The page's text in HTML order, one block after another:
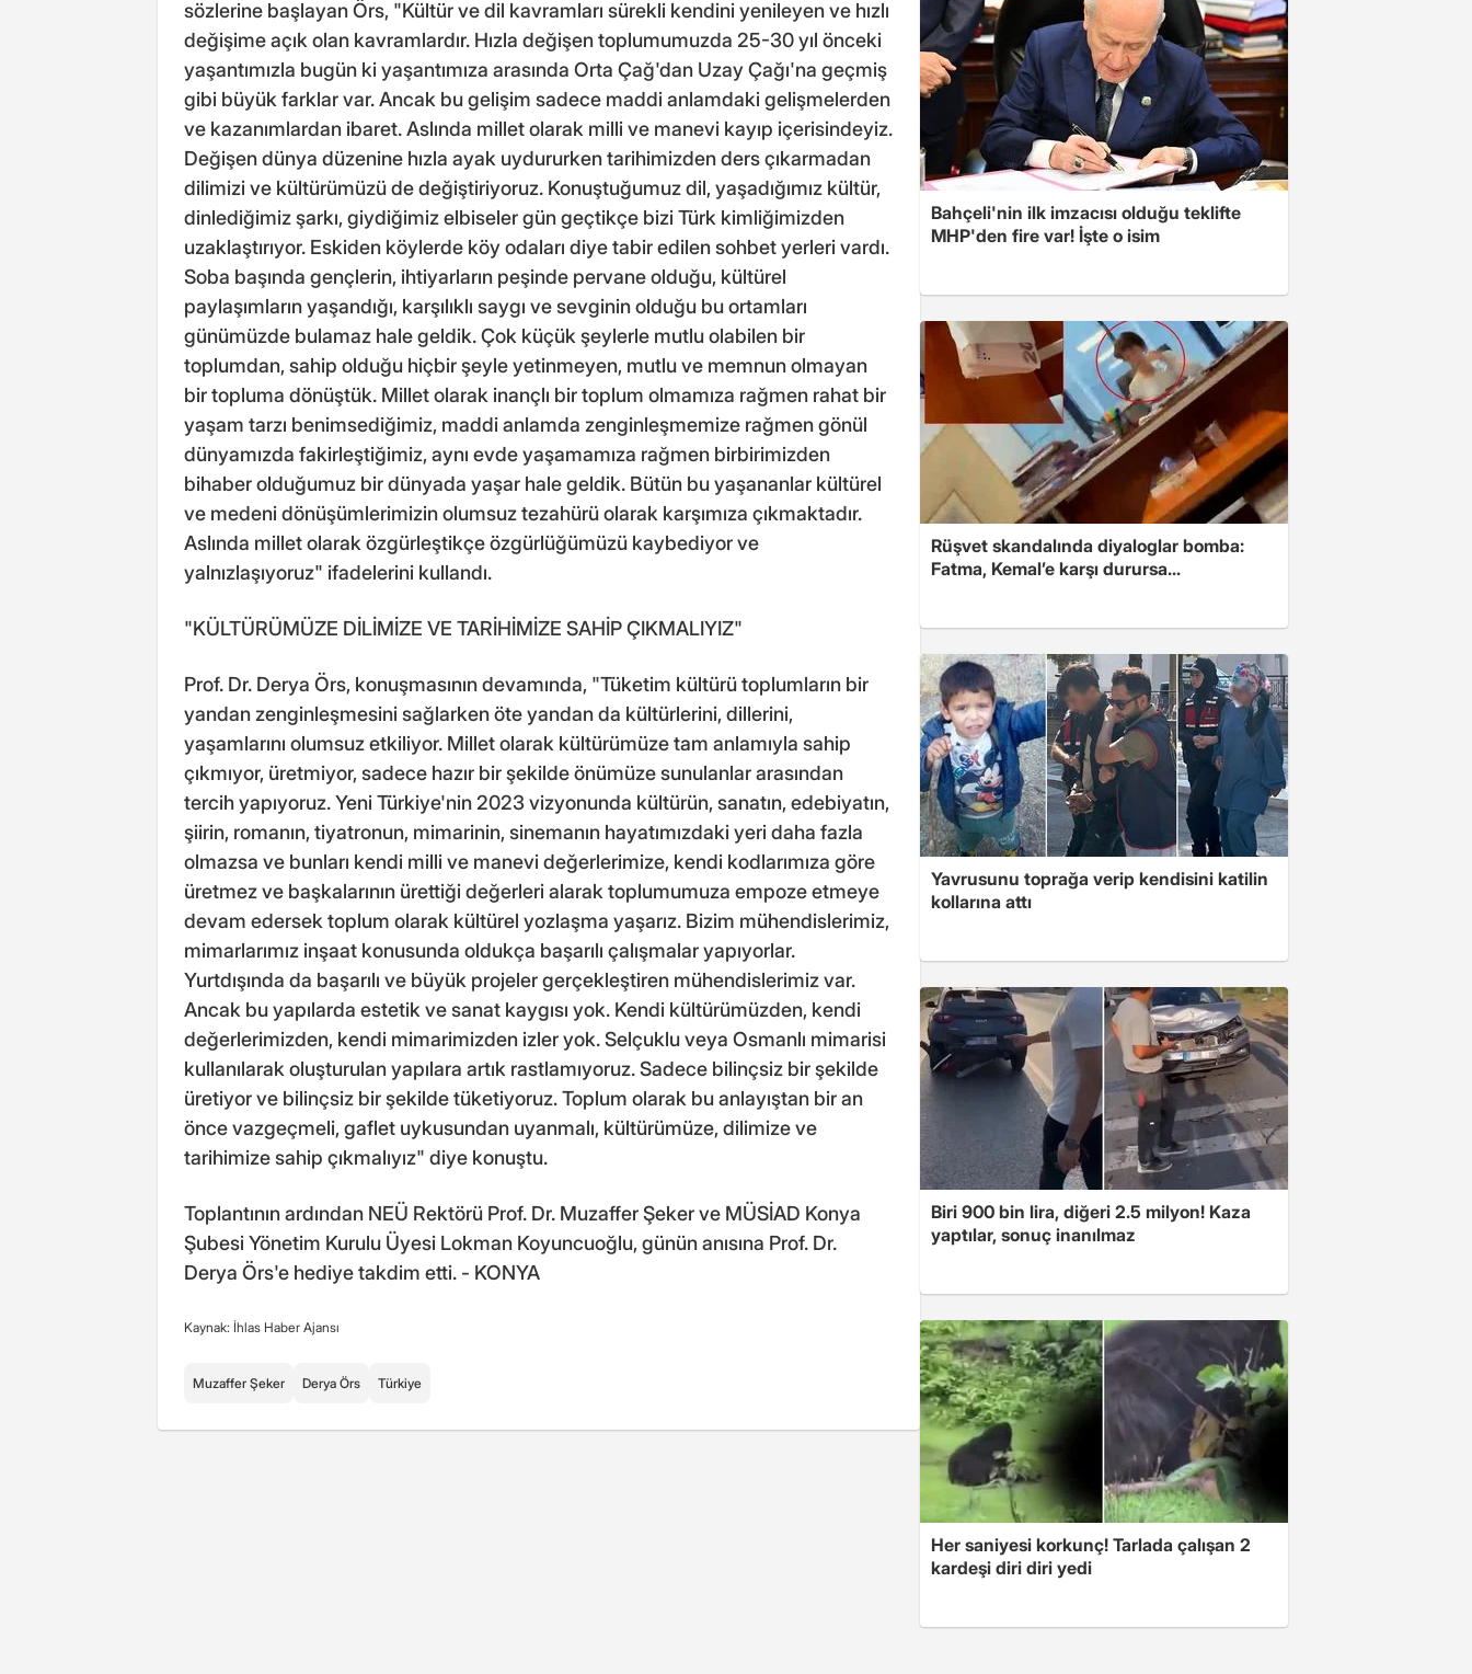
sözlerine başlayan Örs, "Kültür ve dil kavramları sürekli kendini yenileyen ve hızlı
değişime açık olan kavramlardır. Hızla değişen toplumumuzda 25-30 yıl önceki
yaşantımızla bugün ki yaşantımıza arasında Orta Çağ'dan Uzay Çağı'na geçmiş
gibi büyük farklar var. Ancak bu gelişim sadece maddi anlamdaki gelişmelerden
ve kazanımlardan ibaret. Aslında millet olarak milli ve manevi kayıp içerisindeyiz.
Değişen dünya düzenine hızla ayak uydururken tarihimizden ders çıkarmadan
dilimizi ve kültürümüzü de değiştiriyoruz. Konuştuğumuz dil, yaşadığımız kültür,
dinlediğimiz şarkı, giydiğimiz elbiseler gün geçtikçe bizi Türk kimliğimizden
uzaklaştırıyor. Eskiden köylerde köy odaları diye tabir edilen sohbet yerleri vardı.
Soba başında gençlerin, ihtiyarların peşinde pervane olduğu, kültürel
paylaşımların yaşandığı, karşılıklı saygı ve sevginin olduğu bu ortamları
günümüzde bulamaz hale geldik. Çok küçük şeylerle mutlu olabilen bir
toplumdan, sahip olduğu hiçbir şeyle yetinmeyen, mutlu ve memnun olmayan
bir topluma dönüştük. Millet olarak inançlı bir toplum olmamıza rağmen rahat bir
yaşam tarzı benimsediğimiz, maddi anlamda zenginleşmemize rağmen gönül
dünyamızda fakirleştiğimiz, aynı evde yaşamamıza rağmen birbirimizden
bihaber olduğumuz bir dünyada yaşar hale geldik. Bütün bu yaşananlar kültürel
ve medeni dönüşümlerimizin olumsuz tezahürü olarak karşımıza çıkmaktadır.
Aslında millet olarak özgürleştikçe özgürlüğümüzü kaybediyor ve
yalnızlaşıyoruz" ifadelerini kullandı.
"KÜLTÜRÜMÜZE DİLİMİZE VE TARİHİMİZE SAHİP ÇIKMALIYIZ"
Prof. Dr. Derya Örs, konuşmasının devamında, "Tüketim kültürü toplumların bir
yandan zenginleşmesini sağlarken öte yandan da kültürlerini, dillerini,
yaşamlarını olumsuz etkiliyor. Millet olarak kültürümüze tam anlamıyla sahip
çıkmıyor, üretmiyor, sadece hazır bir şekilde önümüze sunulanlar arasından
tercih yapıyoruz. Yeni Türkiye'nin 2023 vizyonunda kültürün, sanatın, edebiyatın,
şiirin, romanın, tiyatronun, mimarinin, sinemanın hayatımızdaki yeri daha fazla
olmazsa ve bunları kendi milli ve manevi değerlerimize, kendi kodlarımıza göre
üretmez ve başkalarının ürettiği değerleri alarak toplumumuza empoze etmeye
devam edersek toplum olarak kültürel yozlaşma yaşarız. Bizim mühendislerimiz,
mimarlarımız inşaat konusunda oldukça başarılı çalışmalar yapıyorlar.
Yurtdışında da başarılı ve büyük projeler gerçekleştiren mühendislerimiz var.
Ancak bu yapılarda estetik ve sanat kaygısı yok. Kendi kültürümüzden, kendi
değerlerimizden, kendi mimarimizden izler yok. Selçuklu veya Osmanlı mimarisi
kullanılarak oluşturulan yapılara artık rastlamıyoruz. Sadece bilinçsiz bir şekilde
üretiyor ve bilinçsiz bir şekilde tüketiyoruz. Toplum olarak bu anlayıştan bir an
önce vazgeçmeli, gaflet uykusundan uyanmalı, kültürümüze, dilimize ve
tarihimize sahip çıkmalıyız" diye konuştu.
Toplantının ardından NEÜ Rektörü Prof. Dr. Muzaffer Şeker ve MÜSİAD Konya
Şubesi Yönetim Kurulu Üyesi Lokman Koyuncuoğlu, günün anısına Prof. Dr.
Derya Örs'e hediye takdim etti. - KONYA
Kaynak: İhlas Haber Ajansı
Muzaffer Şeker Derya Örs Türkiye
Bahçeli'nin ilk imzacısı olduğu teklifte
MHP'den fire var! İşte o isim
Rüşvet skandalında diyaloglar bomba:
Fatma, Kemal’e karşı durursa...
Yavrusunu toprağa verip kendisini katilin
kollarına attı
Biri 900 bin lira, diğeri 2.5 milyon! Kaza
yaptılar, sonuç inanılmaz
Her saniyesi korkunç! Tarlada çalışan 2
kardeşi diri diri yedi